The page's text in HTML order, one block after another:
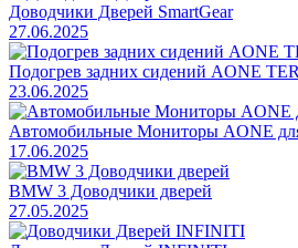
Доводчики Дверей SmartGear
27.06.2025
Подогрев задних сидений AONE
23.06.2025
Автомобильные Мониторы AONE
17.06.2025
BMW 3 Доводчики дверей
27.05.2025